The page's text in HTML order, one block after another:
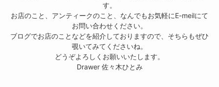
す。
お店のこと、アンティークのこと、なんでもお気軽にE-meilにて
お問い合わせください。
ブログでお店のことなどを紹介しておりますので、そちらもぜひ
覗いてみてくださいね。
どうぞよろしくお願いいたします。
Drawer 佐々木ひとみ